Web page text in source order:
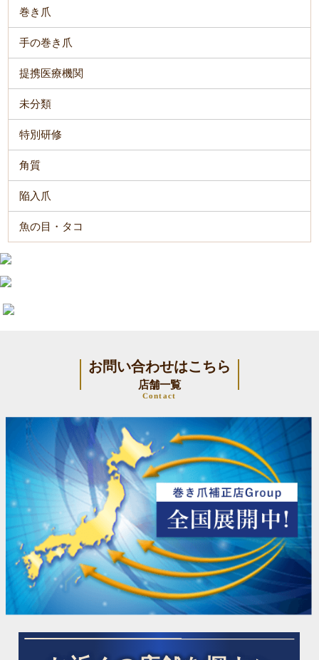
巻き爪
手の巻き爪
提携医療機関
未分類
特別研修
角質
陥入爪
魚の目・タコ
お問い合わせはこちら
店舗一覧
Contact